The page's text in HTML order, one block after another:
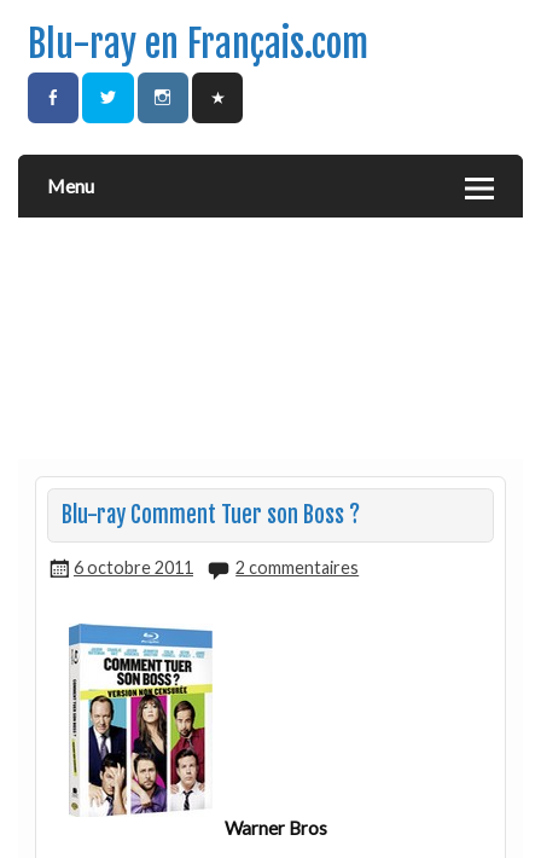
Blu-ray en Français.com
Menu
Blu-ray Comment Tuer son Boss ?
6 octobre 2011 2 commentaires
Warner Bros